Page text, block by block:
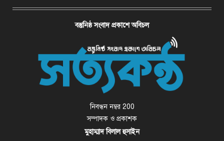
বস্তুনিষ্ঠ সংবাদ প্রকাশে অবিচল
নিবন্ধন নম্বর 200
সম্পাদক ও প্রকাশক
মুহাম্মাদ বিলাল হুসাইন